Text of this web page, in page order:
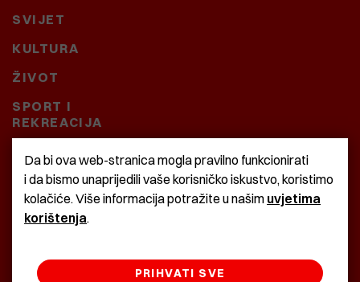
SVIJET
KULTURA
ŽIVOT
SPORT I
REKREACIJA
CRNA KRONIKA
BAŠTARDINI I PRAVI
KRASNA ZEMLJA
Da bi ova web-stranica mogla pravilno funkcionirati
i da bismo unaprijedili vaše korisničko iskustvo, koristimo
kolačiće. Više informacija potražite u našim uvjetima
korištenja.
PRIHVATI SVE